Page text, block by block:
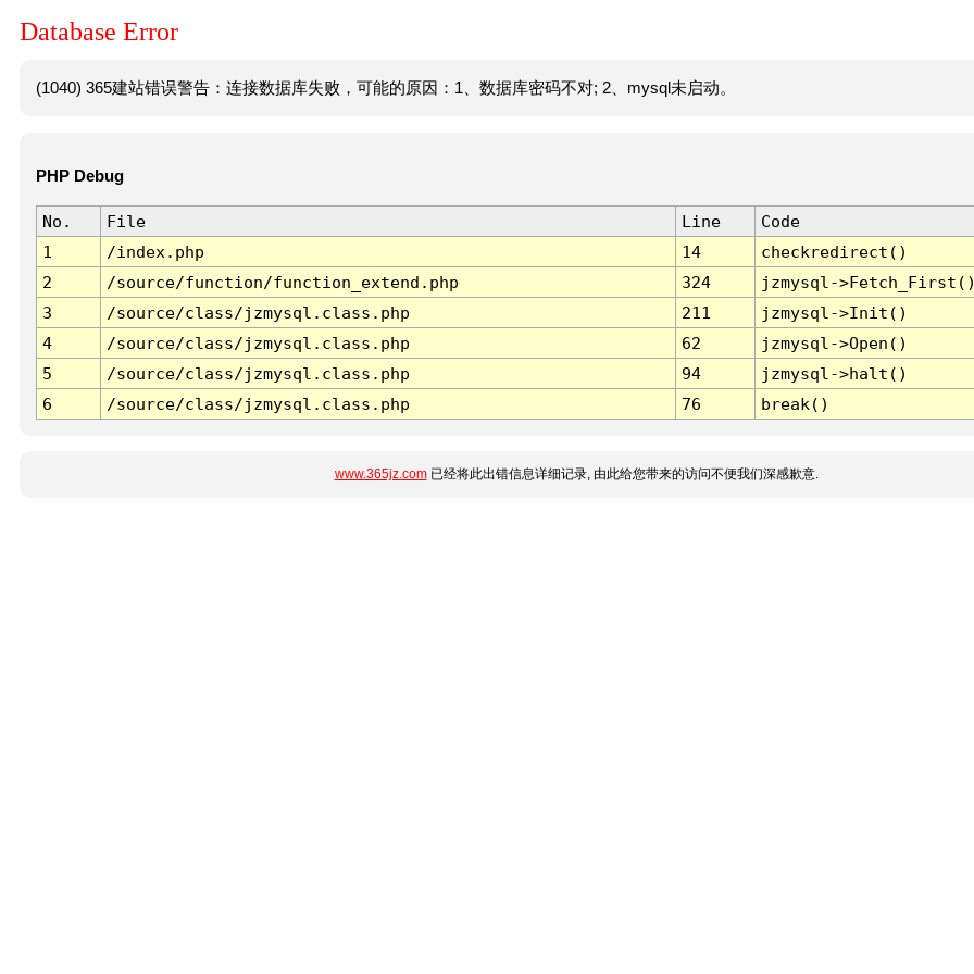
Database Error
(1040) 365建站错误警告：连接数据库失败，可能的原因：1、数据库密码不对; 2、mysql未启动。
PHP Debug
No. File Line
Code
1
/index.php 14
checkredirect()
2
/source/function/function_extend.php 324
jzmysql-
3
/source/class/jzmysql.class.php 211
jzmysql->Init()
4
/source/class/jzmysql.class.php 62
jzmysql->Open()
5
/source/class/jzmysql.class.php 94
jzmysql->halt()
6
/source/class/jzmysql.class.php 76 break()
www.365jz.com已经将此出错信息详细记录, 由此给您带来的访问不便我们深感歉意.